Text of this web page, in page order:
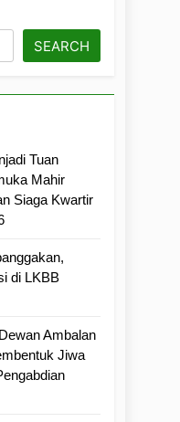
SEARCH
Tuan
Mahir
Siaga Kwartir
di LKBB
Ambalan
Jiwa